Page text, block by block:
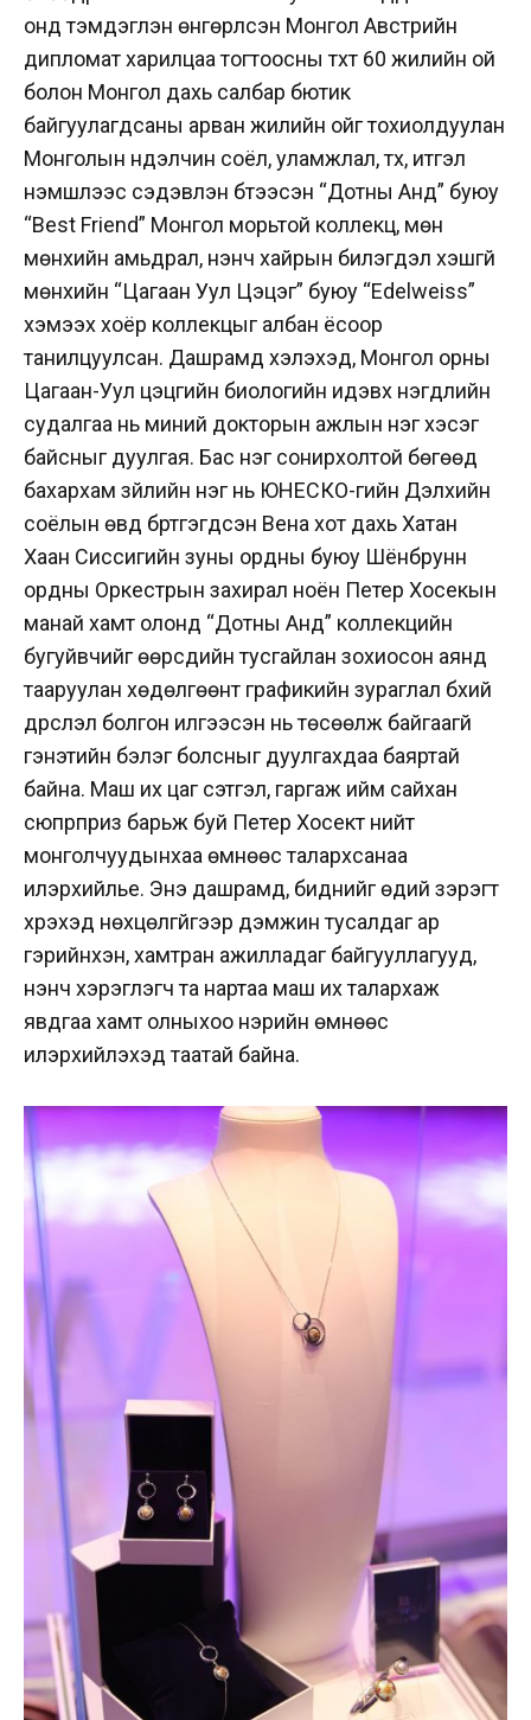
онд тэмдэглэн өнгөрүүлсэн Монгол Австрийн
дипломат харилцаа тогтоосны түүхт 60 жилийн ой
болон Монгол дахь салбар бютик
байгуулагдсаны арван жилийн ойг тохиолдуулан
Монголын нүүдэлчин соёл, уламжлал, түүх, итгэл
үнэмшлээс сэдэвлэн бүтээсэн “Дотны Анд” буюу
“Best Friend” Монгол морьтой коллекц, мөн
мөнхийн амьдрал, үнэнч хайрын билэгдэл үхэшгүй
мөнхийн “Цагаан Уул Цэцэг” буюу “Edelweiss”
хэмээх хоёр коллекцыг албан ёсоор
танилцуулcан. Дашрамд хэлэхэд, Монгол орны
Цагаан-Уул цэцгийн биологийн идэвх нэгдлийн
судалгаа нь миний докторын ажлын нэг хэсэг
байсныг дуулгая. Бас нэг сонирхолтой бөгөөд
бахархам зүйлийн нэг нь ЮНЕСКО-гийн Дэлхийн
соёлын өвд бүртгэгдсэн Вена хот дахь Хатан
Хаан Сиссигийн зуны ордны буюу Шёнбрунн
ордны Оркестрын захирал ноён Петер Хосекын
манай хамт олонд “Дотны Анд” коллекцийн
бугуйвчийг өөрсдийн тусгайлан зохиосон аянд
тааруулан хөдөлгөөнт графикийн зураглал бүхий
дүрслэл болгон илгээсэн нь төсөөлж байгаагүй
гэнэтийн бэлэг болсныг дуулгахдаа баяртай
байна. Маш их цаг сэтгэл, гаргаж ийм сайхан
сюпрприз барьж буй Петер Хосект нийт
монголчуудынхаа өмнөөс талархсанаа
илэрхийлье. Энэ дашрамд, биднийг өдий зэрэгт
хүрэхэд нөхцөлгүйгээр дэмжин тусалдаг ар
гэрийнхэн, хамтран ажилладаг байгууллагууд,
үнэнч хэрэглэгч та нартаа маш их талархаж
явдгаа хамт олныхоо нэрийн өмнөөс
илэрхийлэхэд таатай байна.